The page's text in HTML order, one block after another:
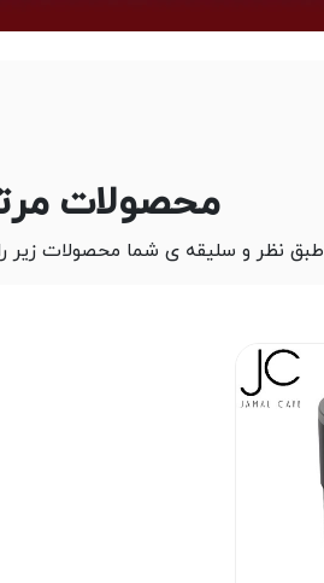
محصولات
طبق نظر و سلیقه ی شما محصولات زیر